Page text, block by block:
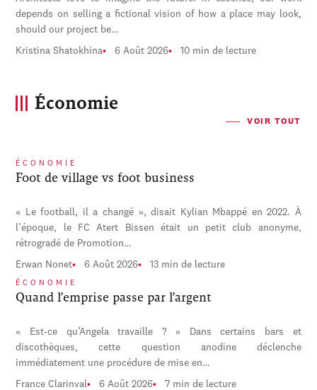
depends on selling a fictional vision of how a place may look,
should our project be…
Kristina Shatokhina 6 Août 2026 10 min de lecture
Économie
VOIR TOUT
ÉCONOMIE
Foot de village vs foot business
« Le football, il a changé », disait Kylian Mbappé en 2022. À
l’époque, le FC Atert Bissen était un petit club anonyme,
rétrogradé de Promotion…
Erwan Nonet 6 Août 2026 13 min de lecture
ÉCONOMIE
Quand l’emprise passe par l’argent
« Est-ce qu’Angela travaille ? » Dans certains bars et
discothèques, cette question anodine déclenche
immédiatement une procédure de mise en…
France Clarinval 6 Août 2026 7 min de lecture